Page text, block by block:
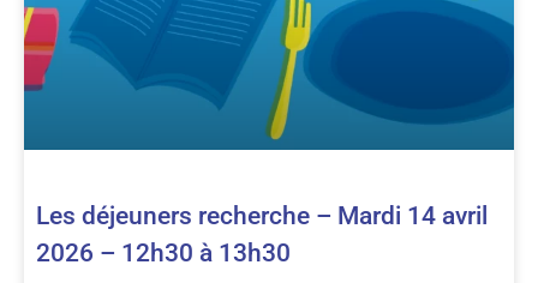
Les déjeuners recherche – Mardi 14 avril
2026 – 12h30 à 13h30